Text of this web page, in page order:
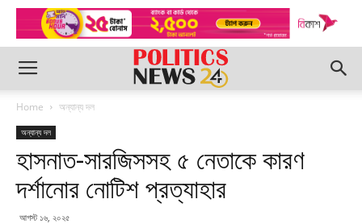
Home অন্যান্য দল
অন্যান্য দল
হাসনাত-সারজিসসহ ৫ নেতাকে কারণ
দর্শানোর নোটিশ প্রত্যাহার
আগস্ট ১৬, ২০২৫